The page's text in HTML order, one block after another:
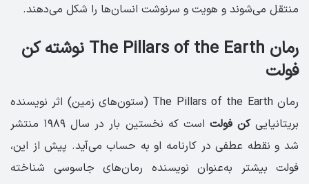
منتقل می‌شوند و هویت و سرنوشت انسان‌ها را شکل می‌دهند.
رمان The Pillars of the Earth نوشته کن
فولت
رمان The Pillars of the Earth (ستون‌های زمین) اثر نویسنده
بریتانیاییکن فولت
است که نخستین بار در سال ۱۹۸۹ منتشر
شد و نقطه عطفی در کارنامه او به حساب می‌آید. پیش از این،
فولت بیشتر به‌عنوان نویسنده رمان‌های جاسوسی شناخته